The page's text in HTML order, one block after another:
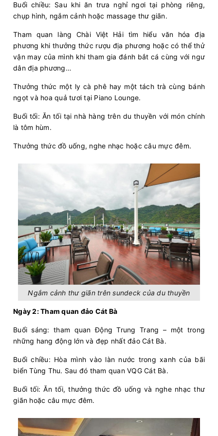
Buổi chiều: Sau khi ăn trưa nghỉ ngơi tại phòng riêng,
chụp hình, ngắm cảnh hoặc massage thư giãn.
Tham quan làng Chài Việt Hải tìm hiểu văn hóa địa
phương khi thưởng thức rượu địa phương hoặc có thể thử
vận may của mình khi tham gia đánh bắt cá cùng với ngư
dân địa phương…
Thưởng thức một ly cà phê hay một tách trà cùng bánh
ngọt và hoa quả tươi tại Piano Lounge.
Buổi tối: Ăn tối tại nhà hàng trên du thuyền với món chính
là tôm hùm.
Thưởng thức đồ uống, nghe nhạc hoặc câu mực đêm.
Ngắm cảnh thư giãn trên sundeck của du thuyền
Ngày 2: Tham quan đảo Cát Bà
Buổi sáng: tham quan Động Trung Trang – một trong
những hang động lớn và đẹp nhất đảo Cát Bà.
Buổi chiều: Hòa mình vào làn nước trong xanh của bãi
biển Tùng Thu. Sau đó tham quan VQG Cát Bà.
Buổi tối: Ăn tối, thưởng thức đồ uống và nghe nhạc thư
giãn hoặc câu mực đêm.